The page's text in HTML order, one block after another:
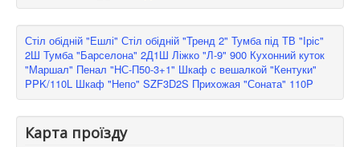
Стіл обідній "Ешлі" Стіл обідній "Тренд 2" Тумба під ТВ "Іріс"
2Ш Тумба "Барселона" 2Д1Ш Ліжко "Л-9" 900 Кухонний куток
"Маршал" Пенал "НС-П50-3+1" Шкаф с вешалкой "Кентуки"
PPK/110L Шкаф "Непо" SZF3D2S Прихожая "Соната" 110P
Карта проїзду